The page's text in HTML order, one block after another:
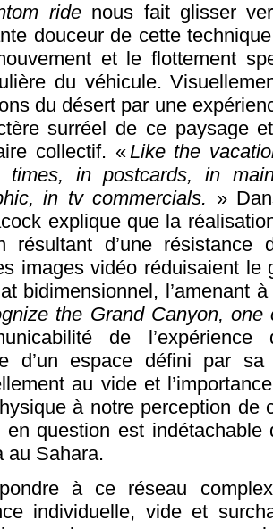
ride nous fait glisser
douceur de cette
et le flottement
du véhicule.
du désert par une
surréel de ce paysage
collectif. «Like the
times, in postcards, in
in tv commercials. »
explique que la
résultant d’une
images vidéo réduisaient le
bidimensionnel, l’amenant
the Grand Canyon, one
de
d’un espace défini par
au vide et
à notre perception de
en question est
au Sahara.
à ce réseau
individuelle, vide et